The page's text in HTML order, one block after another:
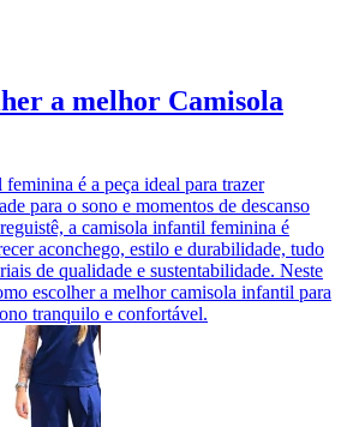
a melhor Camisola
é a peça ideal para trazer
para o sono e momentos de descanso
a camisola infantil feminina é
aconchego, estilo e durabilidade, tudo
de qualidade e sustentabilidade. Neste
escolher a melhor camisola infantil para
tranquilo e confortável.